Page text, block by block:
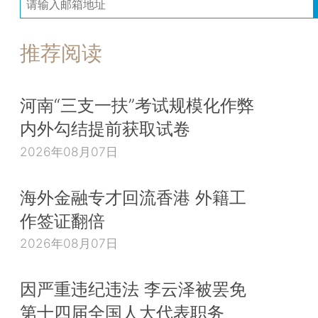
推荐阅读
河南“三支一扶”考试规模化作弊
内外勾结提前获取试卷
2026年08月07日
海外金融专才回流香港 外籍工
作签证翻倍
2026年08月07日
因严重违纪违法 李云泽被罢免
第十四届全国人大代表职务